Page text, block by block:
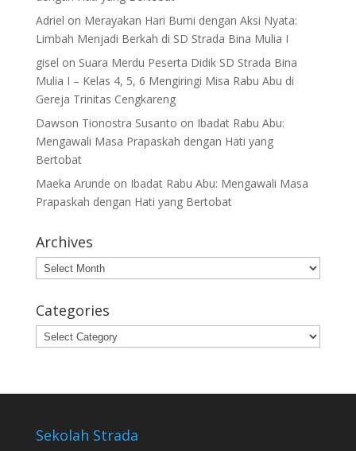
Adriel on Merayakan Hari Bumi dengan Aksi Nyata:
Limbah Menjadi Berkah di SD Strada Bina Mulia I
gisel on Suara Merdu Peserta Didik SD Strada Bina
Mulia I – Kelas 4, 5, 6 Mengiringi Misa Rabu Abu di
Gereja Trinitas Cengkareng
Dawson Tionostra Susanto on Ibadat Rabu Abu:
Mengawali Masa Prapaskah dengan Hati yang
Bertobat
Maeka Arunde on Ibadat Rabu Abu: Mengawali Masa
Prapaskah dengan Hati yang Bertobat
Archives
Archives
Categories
Categories
Sekolah Strada